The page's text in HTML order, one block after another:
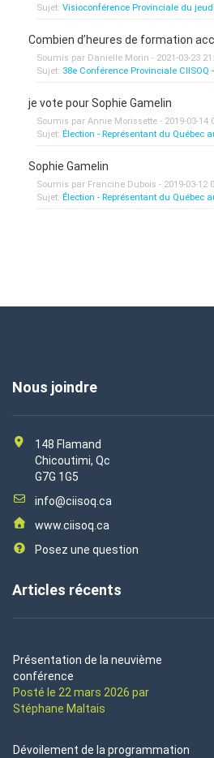
Sujet: Visioconférence Provinciale du
Combien d’heures de formation
Soumis par Danielle Morin - 2021-03-23
Sujet: 38e Conférence Provinciale
je vote pour Sophie Gamelin
Soumis par Annie Morissette - 2019-03-14
Sujet: Élection - Représentant du Québec
Sophie Gamelin
Soumis par Francine Dubois - 2019-03-12
Sujet: Élection - Représentant du Québec
Nous joindre
148 Flamand
Chicoutimi, Qc
G7G 1G5
info@ciisoq.ca
www.ciisoq.ca
Posez une question
Articles récents
Présentation de la neuvième
conférence
Posté le 22 mars 2026 par
Stéphane Maltais
Dévoilement de la programmation